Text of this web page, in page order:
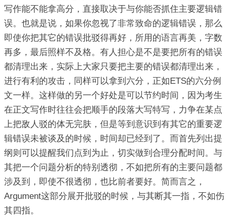
写作能不能拿高分，直接取决于与你能否抓住主要逻辑错
误。也就是说，如果你忽视了非常致命的逻辑错误，那么
即使你把其它的错误批驳得再好，所用的语言再美，字数
再多，最后照样不及格。有人担心是不是要把所有的错误
都清理出来，实际上大家只要把主要的错误都清理出来，
进行有利的攻击，同样可以拿到六分，正如ETS的六分例
文一样。这样做的另一个好处是可以节约时间，因为考生
在正文写作时往往会把顺手的段落大写特写，力争在某点
上把敌人驳的体无完肤，但是等到意识到有其它的重要逻
辑错误未被谈及的时候，时间却已经到了。而首先列出提
纲则可以提醒我们点到为止，切实做到合理分配时间。与
其把一个问题分析的特别透彻，不如把所有的主要问题都
涉及到，即使不很透彻，也比前者要好。简而言之，
Argument这部分展开批驳的时候，与其断其一指，不如伤
其四指。